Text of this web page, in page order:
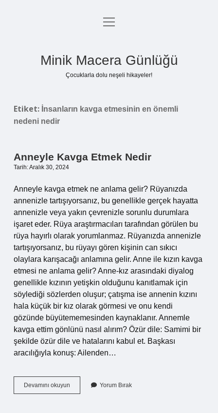
Anasayfa
menüyü
Minik Macera Günlüğü
Çocuklarla dolu neşeli hikayeler!
Etiket: İnsanların kavga etmesinin en önemli
nedeni nedir
Anneyle Kavga Etmek Nedir
Tarih: Aralık 30, 2024
Anneyle kavga etmek ne anlama gelir? Rüyanızda
annenizle tartışıyorsanız, bu genellikle gerçek hayatta
annenizle veya yakın çevrenizle sorunlu durumlara
işaret eder. Rüya araştırmacıları tarafından görülen bu
rüya hayırlı olarak yorumlanmaz. Rüyanızda annenizle
tartışıyorsanız, bu rüyayı gören kişinin can sıkıcı
olaylara karışacağı anlamına gelir. Anne ile kızın kavga
etmesi ne anlama gelir? Anne-kız arasındaki diyalog
genellikle kızının yetişkin olduğunu kanıtlamak için
söylediği sözlerden oluşur; çatışma ise annenin kızını
hala küçük bir kız olarak görmesi ve onu kendi
gözünde büyütememesinden kaynaklanır. Annemle
kavga ettim gönlünü nasıl alırım? Özür dile: Samimi bir
şekilde özür dile ve hatalarını kabul et. Başkası
aracılığıyla konuş: Ailenden…
Devamını okuyun Anneyle
Kavga
Yorum Bırak